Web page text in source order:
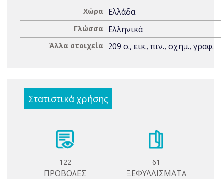
Χώρα Ελλάδα
Γλώσσα Ελληνικά
Άλλα στοιχεία 209 σ., εικ., πιν., σχημ., γραφ.
Στατιστικά χρήσης
122
ΠΡΟΒΟΛΕΣ
61
ΞΕΦΥΛΛΙΣΜΑΤΑ